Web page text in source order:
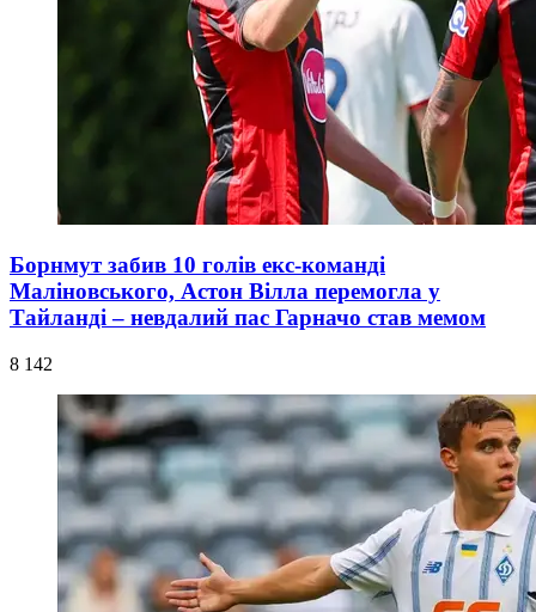
Борнмут забив 10 голів екс-команді
Маліновського, Астон Вілла перемогла у
Тайланді – невдалий пас Гарначо став мемом
8 142